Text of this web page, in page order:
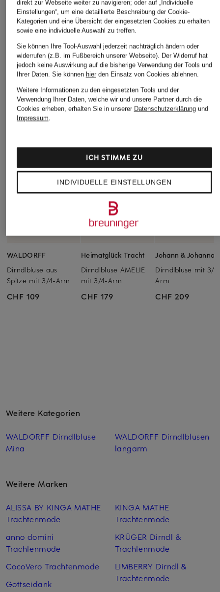
WALDORFF
Dirndlbluse aus
Spitze mit 3/4-Arm
CHF 109
Heimatglück Tracht
Dirndlbluse AMELIE
mit 3/4-Arm
CHF 179
Johann & Johanna
Dirndlbluse mit 3/
Arm
CHF 209
Weitere Kategorien
WALDORFF Dirndlbluse
Mina
WALDORFF Dirndlblusen
langarm
Weitere Marken
ALISSA BY KINGA MATHE
Trachtenmode
anno domini
Trachtenmode
CocoVero Trachtenmode
Gottseidank
KINGA MATHE
Trachtenmode
KRÜGER Dirndl &
Trachtenmode
LIMBERRY Dirndl &
Trachtenmode
direkt zur Webseite weiter zu navigieren; oder auf „Individuelle
Einstellungen“, um eine detaillierte Beschreibung der Cookie-
Kategorien und eine Übersicht der eingesetzten Cookies zu erhalten
sowie eine individuelle Auswahl zu treffen.
Sie können Ihre Tool-Auswahl jederzeit nachträglich ändern oder
widerrufen (z.B. im Fußbereich unserer Webseite). Der Widerruf hat
jedoch keine Auswirkung auf die bisherige Verwendung der Tools und
Ihrer Daten. Sie können hierden Einsatz von Cookies ablehnen.
Weitere Informationen zu den eingesetzten Tools und der
Verwendung Ihrer Daten, welche wir und unsere Partner durch die
Cookies erheben, erhalten Sie in unserer Datenschutzerklärungund
Impressum.
INDIVIDUELLE EINSTELLUNGEN
ICH STIMME ZU